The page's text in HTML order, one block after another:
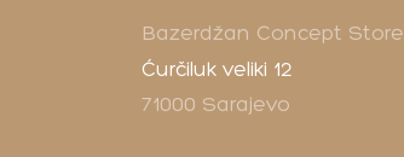
Bazerdžan Concept Store
Ćurčiluk veliki 12
71000 Sarajevo